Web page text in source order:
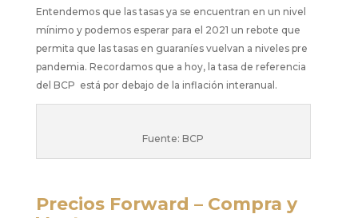
Entendemos que las tasas ya se encuentran en un nivel
mínimo y podemos esperar para el 2021 un rebote que
permita que las tasas en guaraníes vuelvan a niveles pre
pandemia. Recordamos que a hoy, la tasa de referencia
del BCP está por debajo de la inflación interanual.
Fuente: BCP
Precios Forward – Compra y